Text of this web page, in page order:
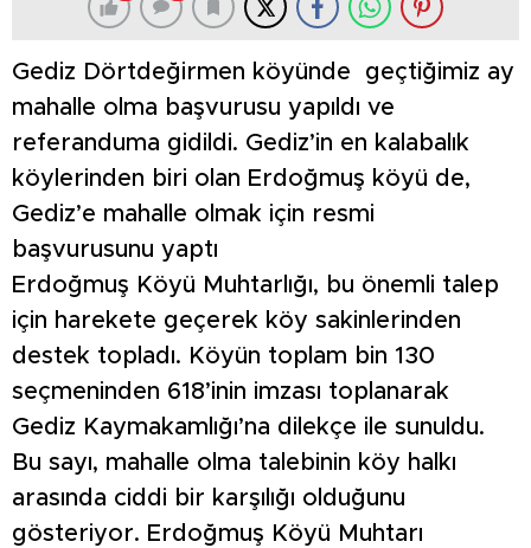
Gediz Dörtdeğirmen köyünde geçtiğimiz ay
mahalle olma başvurusu yapıldı ve
referanduma gidildi. Gediz’in en kalabalık
köylerinden biri olan Erdoğmuş köyü de,
Gediz’e mahalle olmak için resmi
başvurusunu yaptı
Erdoğmuş Köyü Muhtarlığı, bu önemli talep
için harekete geçerek köy sakinlerinden
destek topladı. Köyün toplam bin 130
seçmeninden 618’inin imzası toplanarak
Gediz Kaymakamlığı’na dilekçe ile sunuldu.
Bu sayı, mahalle olma talebinin köy halkı
arasında ciddi bir karşılığı olduğunu
gösteriyor. Erdoğmuş Köyü Muhtarı